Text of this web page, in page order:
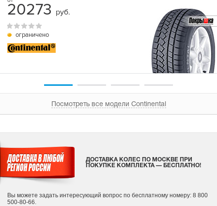
20273 руб.
ограничено
Посмотреть все модели Continental
ДОСТАВКА КОЛЕС ПО МОСКВЕ ПРИ
ПОКУПКЕ КОМПЛЕКТА — БЕСПЛАТНО!
Вы можете задать интересующий вопрос по бесплатному номеру: 8 800
500-80-66.